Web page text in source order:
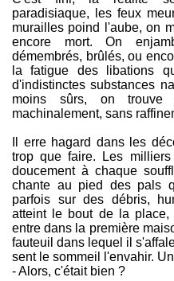
paradisiaque, les feux
murailles poind l'aube, on
encore mort. On
démembrés, brûlés, ou
la fatigue des libations
d'indistinctes substances
moins sûrs, on
machinalement, sans
Il erre hagard dans les
trop que faire. Les
doucement à chaque
chante au pied des pals
parfois sur des débris,
atteint le bout de la place,
entre dans la première
fauteuil dans lequel il
sent le sommeil l'envahir.
- Alors, c'était bien ?